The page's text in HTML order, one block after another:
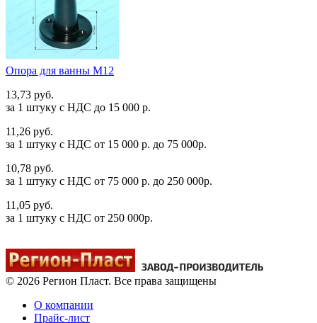
Опора для ванны М12
13,73 руб.
за 1 штуку c НДС до 15 000 р.
11,26 руб.
за 1 штуку c НДС от 15 000 р. до 75 000р.
10,78 руб.
за 1 штуку c НДС от 75 000 р. до 250 000р.
11,05 руб.
за 1 штуку c НДС от 250 000р.
© 2026 Регион Пласт. Все права защищены
О компании
Прайс-лист